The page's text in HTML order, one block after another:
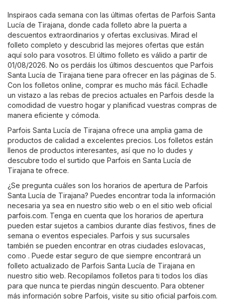
Inspiraos cada semana con las últimas ofertas de Parfois Santa
Lucía de Tirajana, donde cada folleto abre la puerta a
descuentos extraordinarios y ofertas exclusivas. Mirad el
folleto completo y descubrid las mejores ofertas que están
aquí solo para vosotros. El último folleto es válido a partir de
01/08/2026. No os perdáis los últimos descuentos que Parfois
Santa Lucía de Tirajana tiene para ofrecer en las páginas de 5.
Con los folletos online, comprar es mucho más fácil. Echadle
un vistazo a las rebas de precios actuales en Parfois desde la
comodidad de vuestro hogar y planificad vuestras compras de
manera eficiente y cómoda.
Parfois Santa Lucía de Tirajana ofrece una amplia gama de
productos de calidad a excelentes precios. Los folletos están
llenos de productos interesantes, así que no lo dudes y
descubre todo el surtido que Parfois en Santa Lucía de
Tirajana te ofrece.
¿Se pregunta cuáles son los horarios de apertura de Parfois
Santa Lucía de Tirajana? Puedes encontrar toda la información
necesaria ya sea en nuestro sitio web o en el sitio web oficial
parfois.com. Tenga en cuenta que los horarios de apertura
pueden estar sujetos a cambios durante días festivos, fines de
semana o eventos especiales. Parfois y sus sucursales
también se pueden encontrar en otras ciudades eslovacas,
como . Puede estar seguro de que siempre encontrará un
folleto actualizado de Parfois Santa Lucía de Tirajana en
nuestro sitio web. Recopilamos folletos para ti todos los días
para que nunca te pierdas ningún descuento. Para obtener
más información sobre Parfois, visite su sitio oficial parfois.com.